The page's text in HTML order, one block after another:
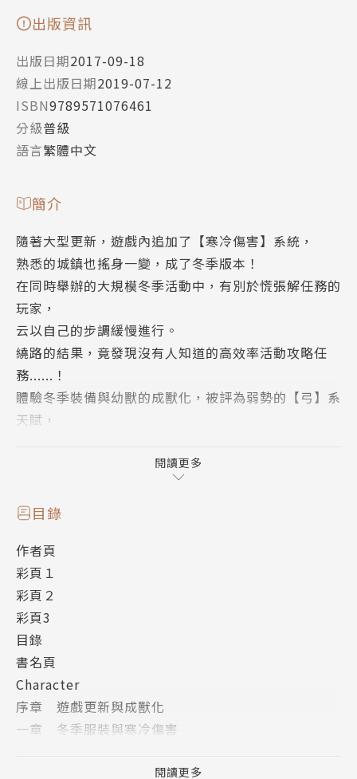
出版資訊
出版日期2017-09-18
線上出版日期2019-07-12
ISBN9789571076461
分級普級
語言繁體中文
簡介
隨著大型更新，遊戲內追加了【寒冷傷害】系統，
熟悉的城鎮也搖身一變，成了冬季版本！
在同時舉辦的大規模冬季活動中，有別於慌張解任務的
玩家，
云以自己的步調緩慢進行。
繞路的結果，竟發現沒有人知道的高效率活動攻略任
務......！
體驗冬季裝備與幼獸的成獸化，被評為弱勢的【弓】系
天賦，
劇情如怒濤般進展的隆冬‧冬季活動與成獸化篇，開幕
閱讀更多
目錄
作者頁
彩頁１
彩頁２
彩頁3
目錄
書名頁
Character
序章 遊戲更新與成獸化
一章 冬季服裝與寒冷傷害
三章 耐寒素材與擬態龜閱讀更多